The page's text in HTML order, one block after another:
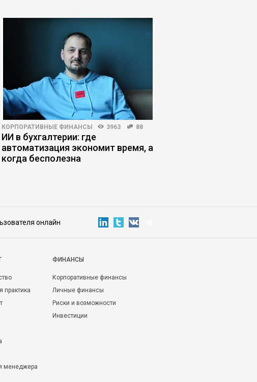
КОРПОРАТИВНЫЕ ФИНАНСЫ 3963 88
ИИ в бухгалтерии: где
автоматизация экономит время, а
когда бесполезна
онлайн
практика
менеджера
ФИНАНСЫ
Корпоративные финансы
Личные финансы
Риски и возможности
Инвестиции